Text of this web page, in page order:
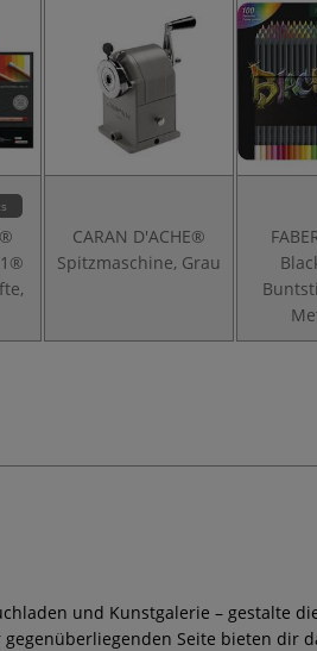
CARAN D'ACHE®
Spitzmaschine, Grau
und Kunstgalerie – gestalte
Seite bieten dir